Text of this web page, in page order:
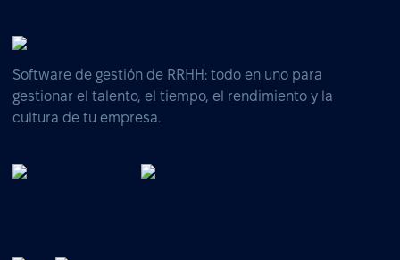
Software de gestión de RRHH: todo en uno para
gestionar el talento, el tiempo, el rendimiento y la
cultura de tu empresa.